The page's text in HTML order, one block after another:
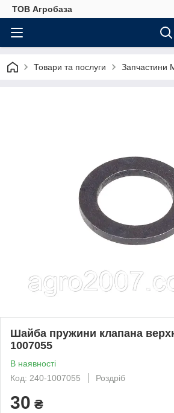
ТОВ Агробаза
Товари та послуги Запчастини
Шайба пружини клапана
1007055
В наявності
Код: 240-1007055
Роздріб
30 ₴